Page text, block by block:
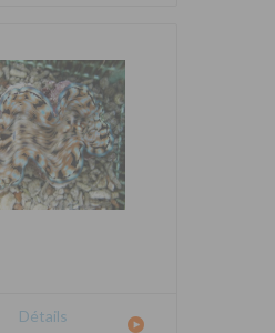
Détails